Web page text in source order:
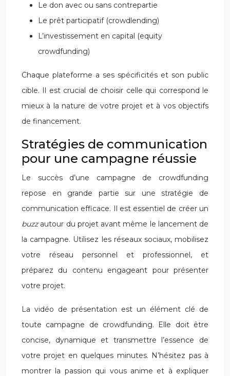
Le don avec ou sans contrepartie
Le prêt participatif (crowdlending)
L’investissement en capital (equity
crowdfunding)
Chaque plateforme a ses spécificités et son public
cible. Il est crucial de choisir celle qui correspond le
mieux à la nature de votre projet et à vos objectifs
de financement.
Stratégies de communication
pour une campagne réussie
Le succès d’une campagne de crowdfunding
repose en grande partie sur une stratégie de
communication efficace. Il est essentiel de créer un
buzz autour du projet avant même le lancement de
la campagne. Utilisez les réseaux sociaux, mobilisez
votre réseau personnel et professionnel, et
préparez du contenu engageant pour présenter
votre projet.
La vidéo de présentation est un élément clé de
toute campagne de crowdfunding. Elle doit être
concise, dynamique et transmettre l’essence de
votre projet en quelques minutes. N’hésitez pas à
montrer la passion qui vous anime et à expliquer